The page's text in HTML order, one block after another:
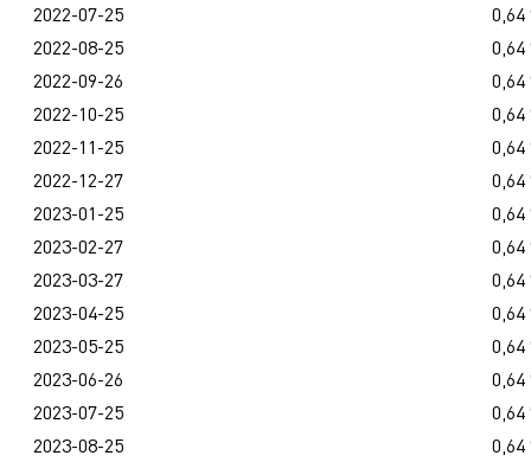
2022-07-25
0,64
2022-08-25
0,64
2022-09-26
0,64
2022-10-25
0,64
2022-11-25
0,64
2022-12-27
0,64
2023-01-25
0,64
2023-02-27
0,64
2023-03-27
0,64
2023-04-25
0,64
2023-05-25
0,64
2023-06-26
0,64
2023-07-25
0,64
2023-08-25
0,64